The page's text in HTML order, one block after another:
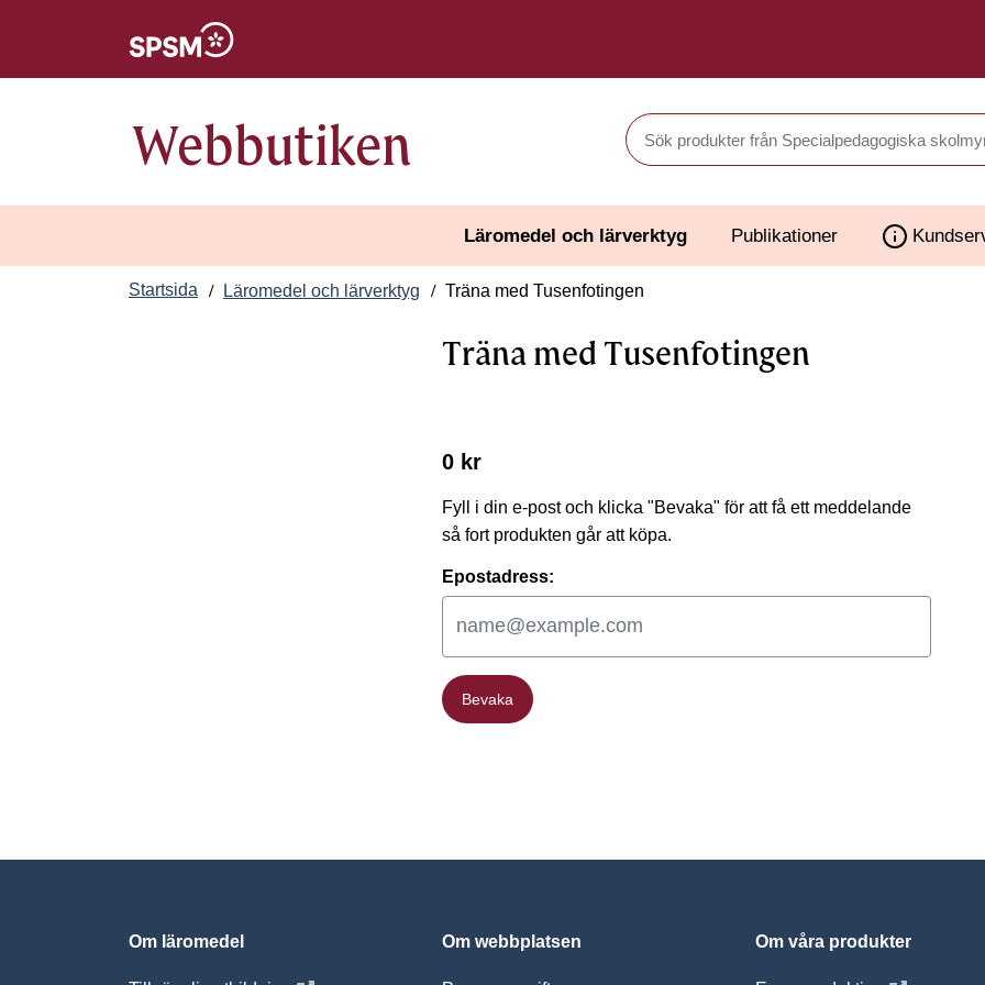
Webbutiken Sök produkter i Webbutiken
Läromedel och lärverktyg Publikationer
Startsida Läromedel och lärverktyg Träna med Tusenfotingen
Träna med Tusenfotingen
0 kr
Fyll i din e-post och klicka "Bevaka" för att få ett meddelande
så fort produkten går att köpa.
Epostadress:
Bevaka
Bevaka
Om läromedel Om webbplatsen Om våra produkter